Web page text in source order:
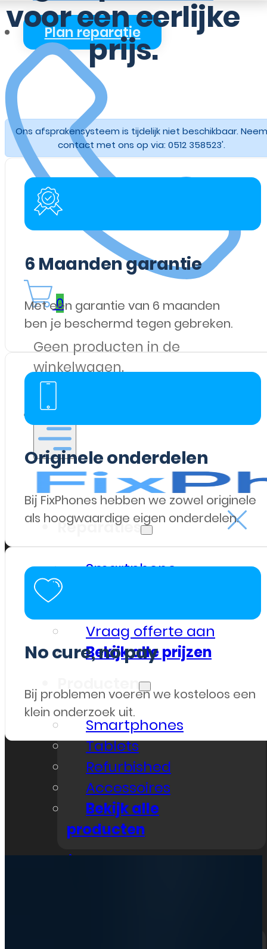
Plan reparatie
0
Geen producten in de
winkelwagen.
Reparaties
Smartphone
Vraag offerte aan
Bekijk alle prijzen
Producten
Smartphones
Tablets
Refurbished
Accessoires
Bekijk alle
producten
Nieuws
voor een eerlijke
prijs.
Ons afsprakensysteem is tijdelijk niet beschikbaar. Neem
contact met ons op via: 0512 358523'.
6 Maanden garantie
Met een garantie van 6 maanden
ben je beschermd tegen gebreken.
Originele onderdelen
Bij FixPhones hebben we zowel originele
als hoogwaardige eigen onderdelen.
No cure, no pay
Bij problemen voeren we kosteloos een
klein onderzoek uit.